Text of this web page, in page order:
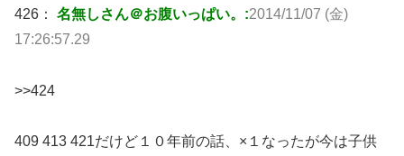
426： 名無しさん＠お腹いっぱい。:2014/11/07 (金)
17:26:57.29
>>424
409 413 421だけど１０年前の話、×１なったが今は子供